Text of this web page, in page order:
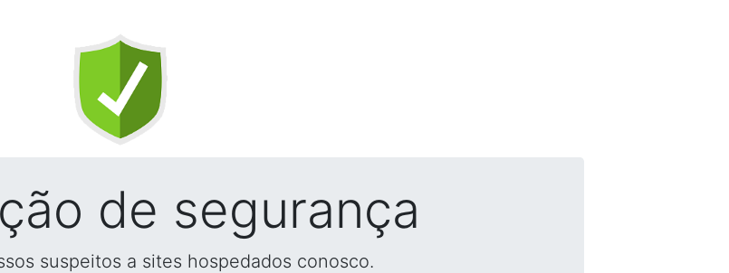
de segurança
suspeitos a sites hospedados conosco.